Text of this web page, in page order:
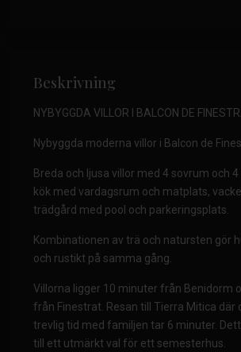
Beskrivning
NYBYGGDA VILLOR I BALCON DE
Nybyggda moderna villor i Balcon de
Breda och ljusa villor med 4 sovrum och
kök med vardagsrum och matplats,
trädgård med pool och parkeringsplats.
Kombinationen av trä och natursten gör
och rustikt på samma gång.
Villorna ligger 10 minuter från Benidorm
från Finestrat. Resan till Tierra Mitica där
trevlig tid med familjen tar 6 minuter.
till ett utmärkt val för ett semesterhus.